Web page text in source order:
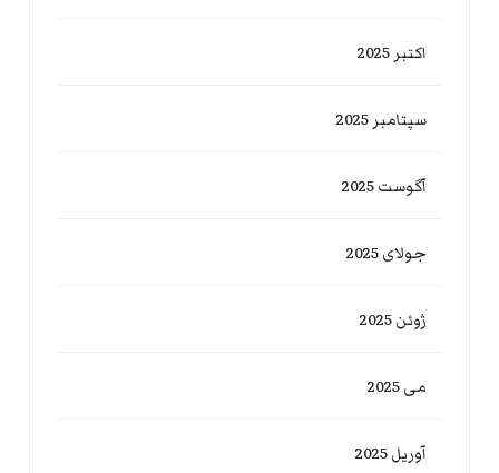
اکتبر 2025
سپتامبر 2025
آگوست 2025
جولای 2025
ژوئن 2025
می 2025
آوریل 2025